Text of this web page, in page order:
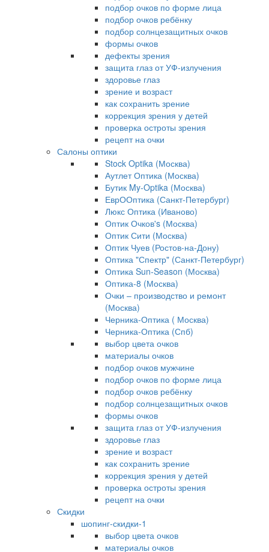
подбор очков по форме лица
подбор очков ребёнку
подбор солнцезащитных очков
формы очков
дефекты зрения
защита глаз от УФ-излучения
здоровье глаз
зрение и возраст
как сохранить зрение
коррекция зрения у детей
проверка остроты зрения
рецепт на очки
Салоны оптики
Stock Optika (Москва)
Аутлет Оптика (Москва)
Бутик My-Optika (Москва)
ЕврООптика (Санкт-Петербург)
Люкс Оптика (Иваново)
Оптик Очков's (Москва)
Оптик Сити (Москва)
Оптик Чуев (Ростов-на-Дону)
Оптика "Спектр" (Санкт-Петербург)
Оптика Sun-Season (Москва)
Оптика-8 (Москва)
Очки – производство и ремонт
(Москва)
Черника-Оптика ( Москва)
Черника-Оптика (Спб)
выбор цвета очков
материалы очков
подбор очков мужчине
подбор очков по форме лица
подбор очков ребёнку
подбор солнцезащитных очков
формы очков
защита глаз от УФ-излучения
здоровье глаз
зрение и возраст
как сохранить зрение
коррекция зрения у детей
проверка остроты зрения
рецепт на очки
Скидки
шопинг-скидки-1
выбор цвета очков
материалы очков